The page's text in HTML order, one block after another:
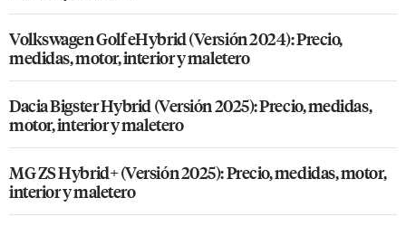
Volkswagen Golf eHybrid (Versión 2024): Precio,
medidas, motor, interior y maletero
Dacia Bigster Hybrid (Versión 2025): Precio, medidas,
motor, interior y maletero
MG ZS Hybrid+ (Versión 2025): Precio, medidas, motor,
interior y maletero